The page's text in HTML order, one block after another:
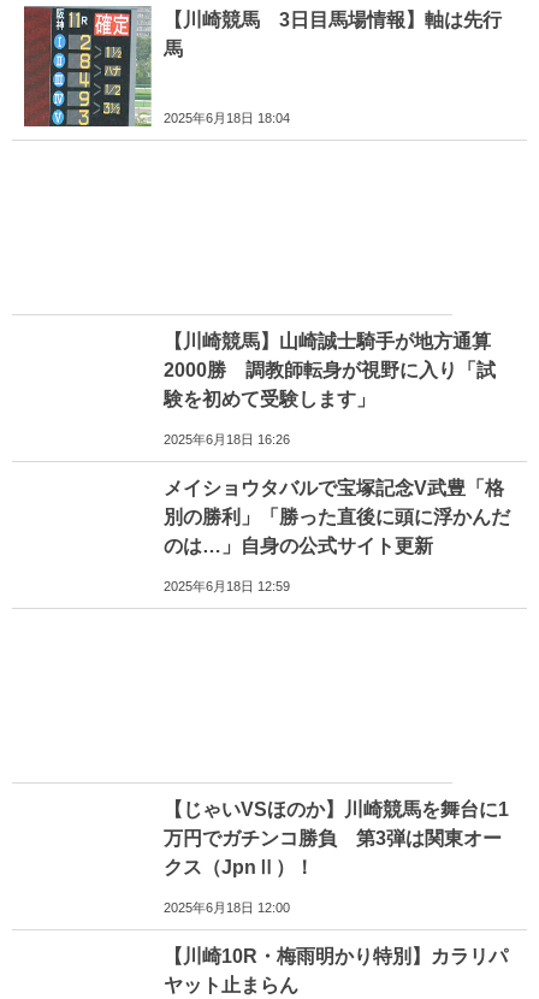
【川崎競馬 3日目馬場情報】軸は先行
馬
2025年6月18日 18:04
【川崎競馬】山崎誠士騎手が地方通算
2000勝 調教師転身が視野に入り「試
験を初めて受験します」
2025年6月18日 16:26
メイショウタバルで宝塚記念V武豊「格
別の勝利」「勝った直後に頭に浮かんだ
のは…」自身の公式サイト更新
2025年6月18日 12:59
【じゃいVSほのか】川崎競馬を舞台に1
万円でガチンコ勝負 第3弾は関東オー
クス（JpnⅡ）！
2025年6月18日 12:00
【川崎10R・梅雨明かり特別】カラリパ
ヤット止まらん